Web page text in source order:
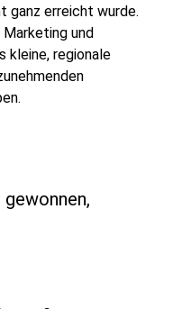
ganz erreicht wurde.
Marketing und
kleine, regionale